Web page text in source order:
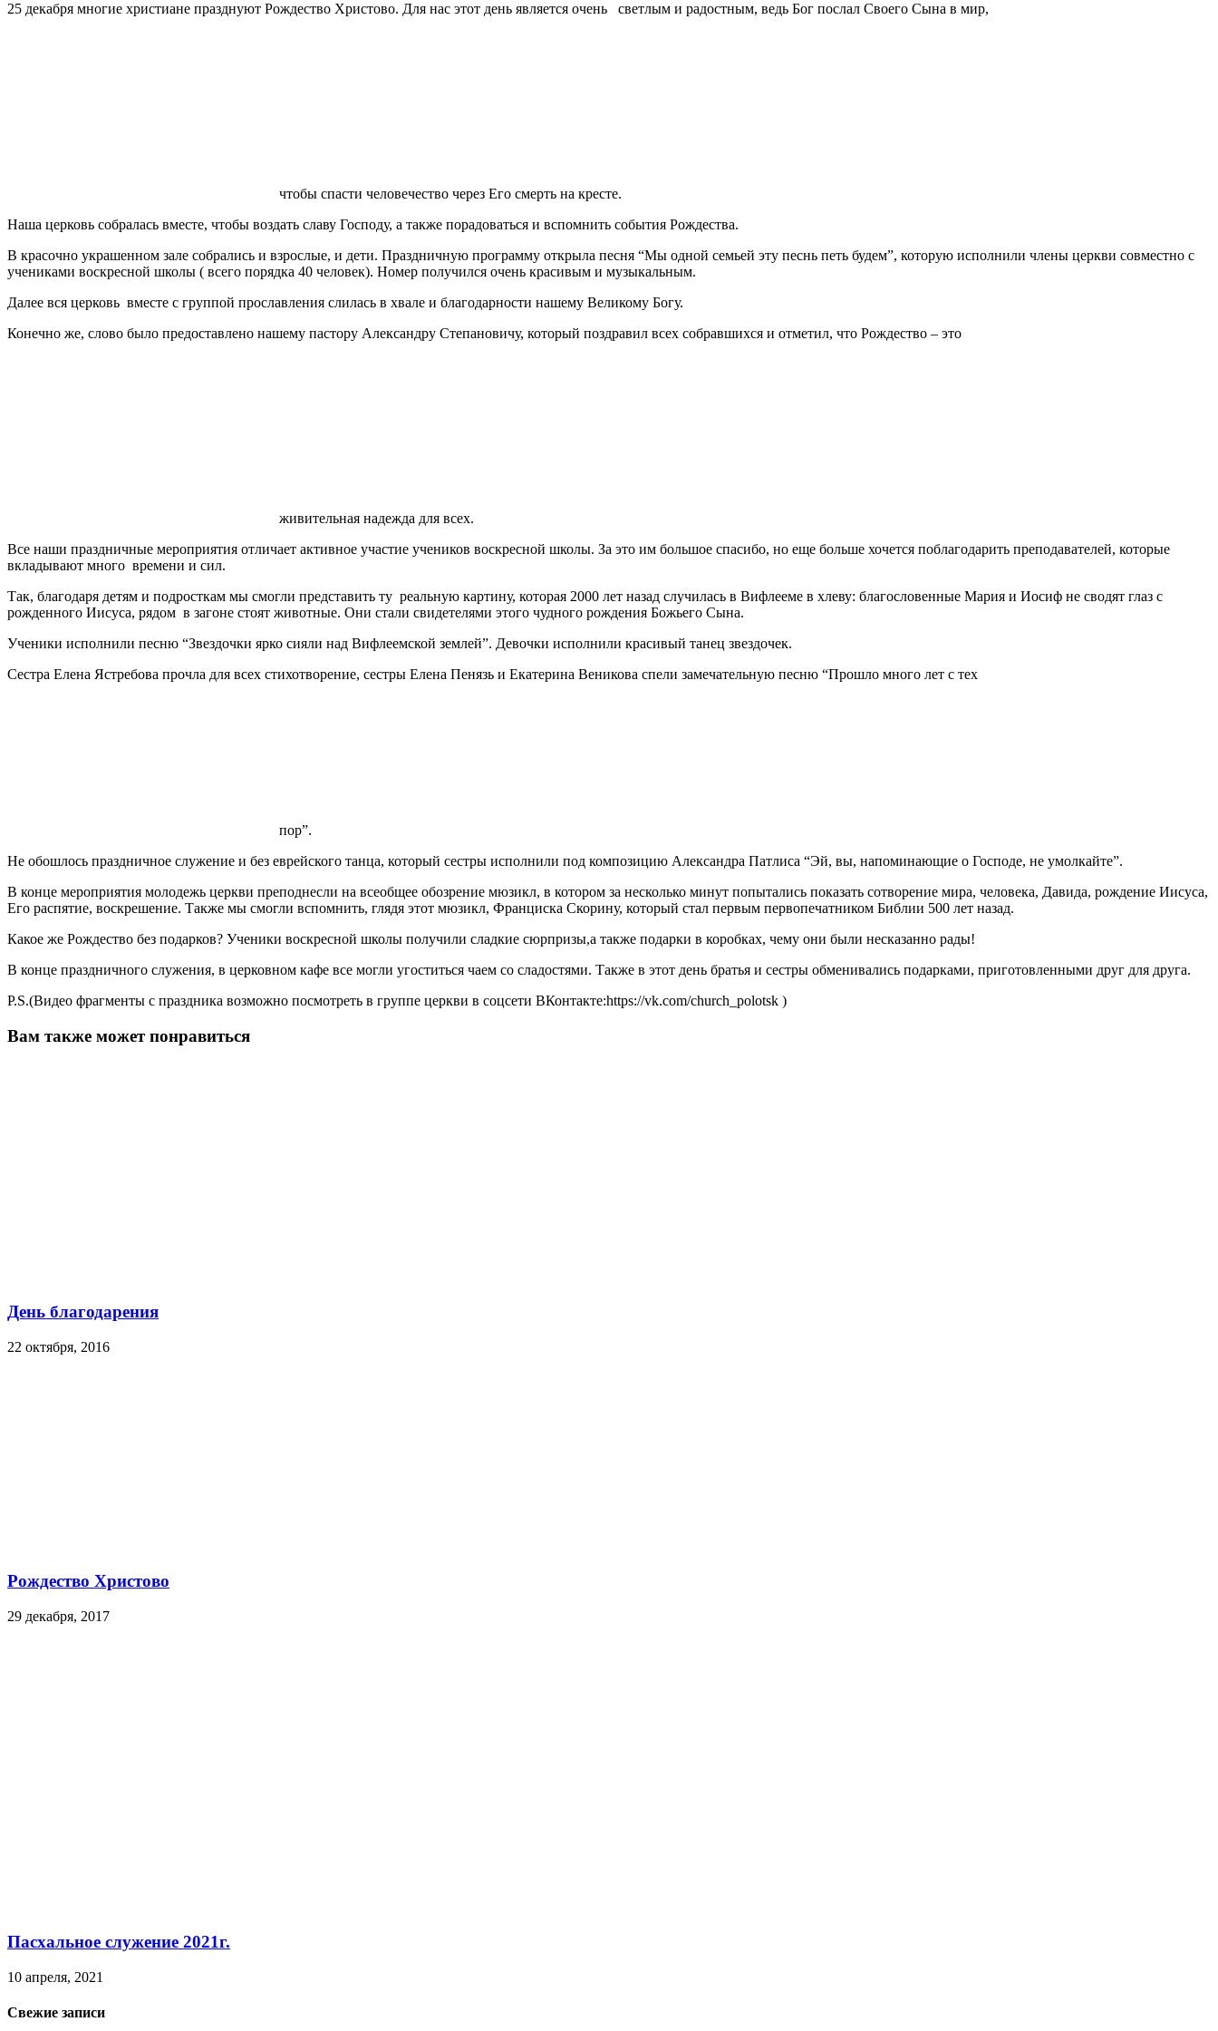
25 декабря многие христиане празднуют Рождество Христово. Для нас этот день является очень светлым и радостным, ведь Бог послал Своего Сына в мир,
чтобы спасти человечество через Его смерть на кресте.
Наша церковь собралась вместе, чтобы воздать славу Господу, а также порадоваться и вспомнить события Рождества.
В красочно украшенном зале собрались и взрослые, и дети. Праздничную программу открыла песня “Мы одной семьей эту песнь петь будем”, которую исполнили члены церкви совместно с
учениками воскресной школы ( всего порядка 40 человек). Номер получился очень красивым и музыкальным.
Далее вся церковь вместе с группой прославления слилась в хвале и благодарности нашему Великому Богу.
Конечно же, слово было предоставлено нашему пастору Александру Степановичу, который поздравил всех собравшихся и отметил, что Рождество – это
живительная надежда для всех.
Все наши праздничные мероприятия отличает активное участие учеников воскресной школы. За это им большое спасибо, но еще больше хочется поблагодарить преподавателей, которые
вкладывают много времени и сил.
Так, благодаря детям и подросткам мы смогли представить ту реальную картину, которая 2000 лет назад случилась в Вифлееме в хлеву: благословенные Мария и Иосиф не сводят глаз с
рожденного Иисуса, рядом в загоне стоят животные. Они стали свидетелями этого чудного рождения Божьего Сына.
Ученики исполнили песню “Звездочки ярко сияли над Вифлеемской землей”. Девочки исполнили красивый танец звездочек.
Сестра Елена Ястребова прочла для всех стихотворение, сестры Елена Пенязь и Екатерина Веникова спели замечательную песню “Прошло много лет с тех
пор”.
Не обошлось праздничное служение и без еврейского танца, который сестры исполнили под композицию Александра Патлиса “Эй, вы, напоминающие о Господе, не умолкайте”.
В конце мероприятия молодежь церкви преподнесли на всеобщее обозрение мюзикл, в котором за несколько минут попытались показать сотворение мира, человека, Давида, рождение Иисуса,
Его распятие, воскрешение. Также мы смогли вспомнить, глядя этот мюзикл, Франциска Скорину, который стал первым первопечатником Библии 500 лет назад.
Какое же Рождество без подарков? Ученики воскресной школы получили сладкие сюрпризы,а также подарки в коробках, чему они были несказанно рады!
В конце праздничного служения, в церковном кафе все могли угоститься чаем со сладостями. Также в этот день братья и сестры обменивались подарками, приготовленными друг для друга.
P.S.(Видео фрагменты с праздника возможно посмотреть в группе церкви в соцсети ВКонтакте:https://vk.com/church_polotsk )
Вам также может понравиться
День благодарения
22 октября, 2016
Рождество Христово
29 декабря, 2017
Пасхальное служение 2021г.
10 апреля, 2021
Свежие записи